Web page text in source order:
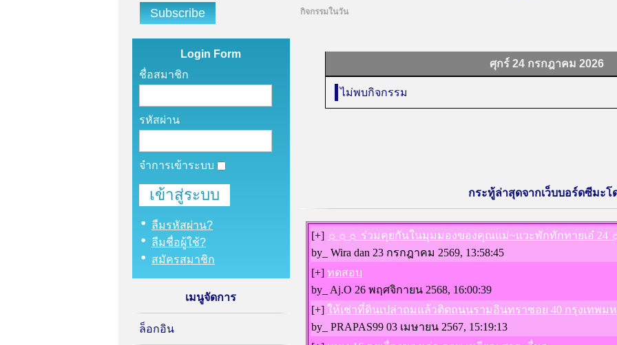
กิจกรรมในวัน
ศุกร์ 24 กรกฎาคม 2026
ไม่พบกิจกรรม
กระทู้ล่าสุดจากเว็บบอร์ดซีมะโ
Login Form
ชื่อสมาชิก
รหัสผ่าน
จำการเข้าระบบ
ลืมรหัสผ่าน?
ลืมชื่อผู้ใช้?
สมัครสมาชิก
เมนูจัดการ
ล็อกอิน